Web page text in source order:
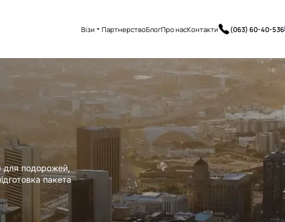
Візи ПартнерствоБлогПро насКонтакти (063) 60-40-536
для подорожей,
пакета